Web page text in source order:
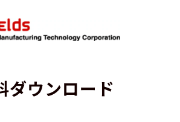
ダウンロード